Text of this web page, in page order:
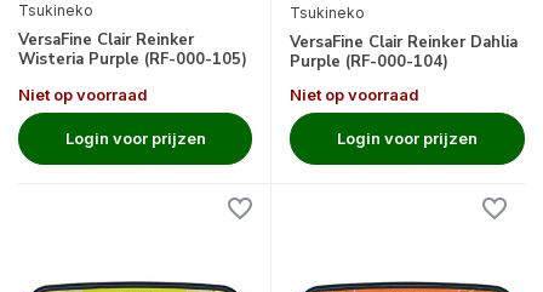
Tsukineko
VersaFine Clair Reinker
Wisteria Purple (RF-000-105)
Niet op voorraad
Login voor prijzen
Tsukineko
VersaFine Clair Reinker Dahlia
Purple (RF-000-104)
Niet op voorraad
Login voor prijzen